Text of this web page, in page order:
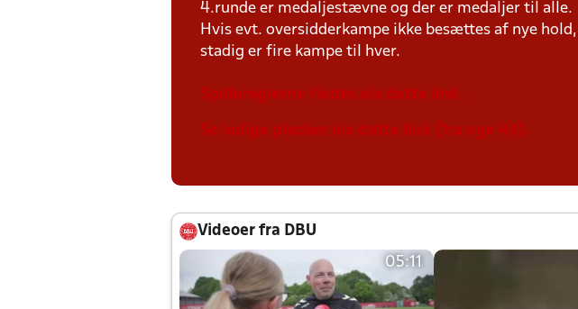
4.runde er medaljestævne og der er medaljer til alle.
Hvis evt. oversidderkampe ikke besættes af nye
stadig er fire kampe til hver.
Spillereglerne findes via dette link.
Se ledige pladser via dette link (fra uge 43).
Videoer fra DBU
05:11